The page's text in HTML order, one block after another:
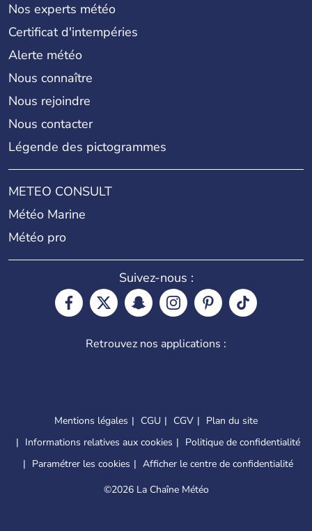
Nos experts météo
Certificat d'intempéries
Alerte météo
Nous connaître
Nous rejoindre
Nous contacter
Légende des pictogrammes
METEO CONSULT
Météo Marine
Météo pro
Suivez-nous :
Retrouvez nos applications :
Mentions légales CGU CGV
Plan du site
Informations relatives aux cookies
Politique de confidentialité
Paramétrer les cookies
Afficher le centre de confidentialité
©2026 La Chaîne Météo